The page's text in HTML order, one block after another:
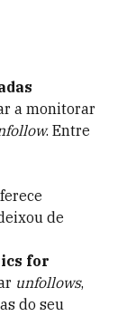
a monitorar
. Entre
de
for
unfollows,
do seu